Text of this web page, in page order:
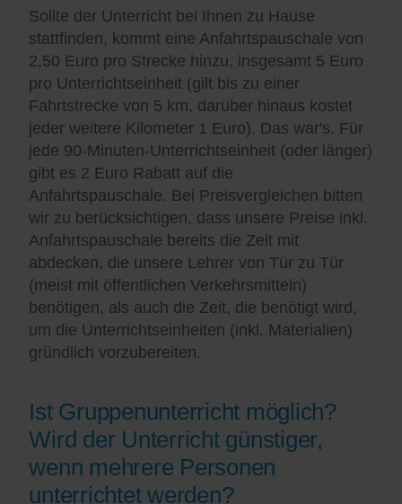
Sollte der Unterricht bei Ihnen zu Hause
stattfinden, kommt eine Anfahrtspauschale von
2,50 Euro pro Strecke hinzu, insgesamt 5 Euro
pro Unterrichtseinheit (gilt bis zu einer
Fahrtstrecke von 5 km, darüber hinaus kostet
jeder weitere Kilometer 1 Euro). Das war's. Für
jede 90-Minuten-Unterrichtseinheit (oder länger)
gibt es 2 Euro Rabatt auf die
Anfahrtspauschale. Bei Preisvergleichen bitten
wir zu berücksichtigen, dass unsere Preise inkl.
Anfahrtspauschale bereits die Zeit mit
abdecken, die unsere Lehrer von Tür zu Tür
(meist mit öffentlichen Verkehrsmitteln)
benötigen, als auch die Zeit, die benötigt wird,
um die Unterrichtseinheiten (inkl. Materialien)
gründlich vorzubereiten.
Ist Gruppenunterricht möglich?
Wird der Unterricht günstiger,
wenn mehrere Personen
unterrichtet werden?